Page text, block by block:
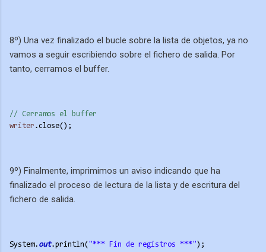
8º) Una vez finalizado el bucle sobre la lista de objetos, ya no
vamos a seguir escribiendo sobre el fichero de salida. Por
tanto, cerramos el buffer.
// Cerramos el buffer
writer .close();
9º) Finalmente, imprimimos un aviso indicando que ha
finalizado el proceso de lectura de la lista y de escritura del
fichero de salida.
System. out.println( "*** Fin de registros ***" );